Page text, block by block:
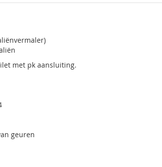
met pk aansluiting.
geuren